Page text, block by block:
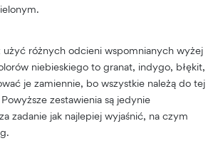
użyć różnych odcieni wspomnianych wyżej
niebieskiego to granat, indygo, błękit,
je zamiennie, bo wszystkie należą do tej
zestawienia są jedynie
zadanie jak najlepiej wyjaśnić, na czym